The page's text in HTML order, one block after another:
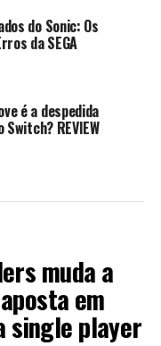
nível de design e
mundos; cada
Em todos os
à área de
A (17500
desbloqueia uma
Conseguir a
(somente após
final:
do Sonic: Os
da SEGA
é a despedida
REVIEW
muda a
em
single player